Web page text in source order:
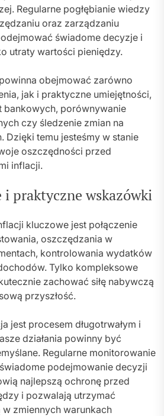
Regularne pogłębianie wiedzy
oraz zarządzaniu
świadome decyzje i
utraty wartości pieniędzy.
obejmować zarówno
jak i praktyczne umiejętności,
bankowych, porównywanie
czy śledzenie zmian na
Dzięki temu jesteśmy w stanie
oszczędności przed
inflacji.
i praktyczne wskazówki
kluczowe jest połączenie
oszczędzania w
kontrolowania wydatków
Tylko kompleksowe
zachować siłę nabywczą
przyszłość.
jest procesem długotrwałym i
działania powinny być
Regularne monitorowanie
podejmowanie decyzji
najlepszą ochronę przed
i pozwalają utrzymać
zmiennych warunkach